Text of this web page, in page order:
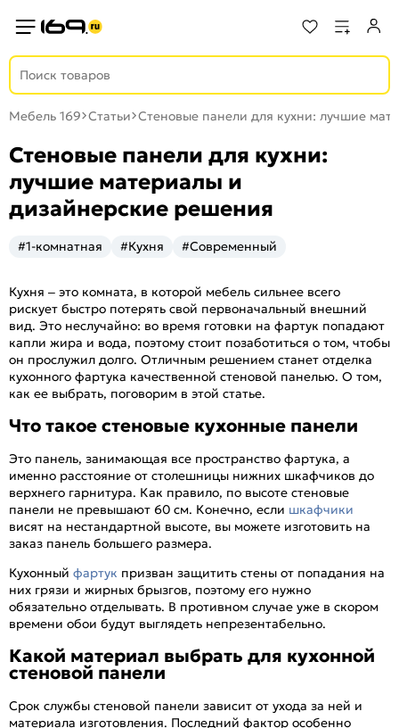
Мебель 169 Статьи Стеновые панели для кухни: лучшие
Стеновые панели для кухни:
лучшие материалы и
дизайнерские решения
#1-комнатная #Кухня #Современный
Кухня – это комната, в которой мебель сильнее всего
рискует быстро потерять свой первоначальный внешний
вид. Это неслучайно: во время готовки на фартук попадают
капли жира и вода, поэтому стоит позаботиться о том, чтобы
он прослужил долго. Отличным решением станет отделка
кухонного фартука качественной стеновой панелью. О том,
как ее выбрать, поговорим в этой статье.
Что такое стеновые кухонные панели
Это панель, занимающая все пространство фартука, а
именно расстояние от столешницы нижних шкафчиков до
верхнего гарнитура. Как правило, по высоте стеновые
панели не превышают 60 см. Конечно, если шкафчики
висят на нестандартной высоте, вы можете изготовить на
заказ панель большего размера.
Кухонный фартук призван защитить стены от попадания на
них грязи и жирных брызгов, поэтому его нужно
обязательно отделывать. В противном случае уже в скором
времени обои будут выглядеть непрезентабельно.
Какой материал выбрать для кухонной
стеновой панели
Срок службы стеновой панели зависит от ухода за ней и
материала изготовления. Последний фактор особенно